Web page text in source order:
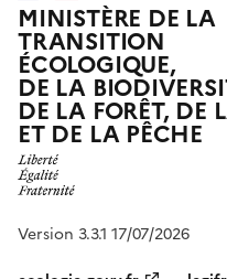
MINISTÈRE DE LA
TRANSITION
ÉCOLOGIQUE,
DE LA
DE LA FORÊT, DE
ET DE LA PÊCHE
Version 3.3.1 17/07/2026